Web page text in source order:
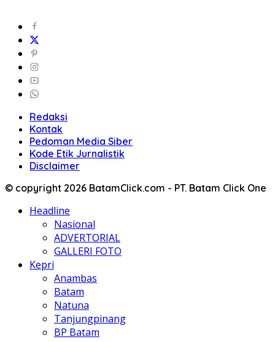
Redaksi
Kontak
Pedoman Media Siber
Kode Etik Jurnalistik
Disclaimer
© copyright 2026 BatamClick.com - PT. Batam Click One
Headline
Nasional
ADVERTORIAL
GALLERI FOTO
Kepri
Anambas
Batam
Natuna
Tanjungpinang
BP Batam